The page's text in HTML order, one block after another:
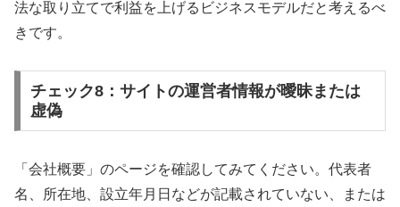
法な取り立てで利益を上げるビジネスモデルだと考えるべ
きです。
チェック8：サイトの運営者情報が曖昧または
虚偽
「会社概要」のページを確認してみてください。代表者
名、所在地、設立年月日などが記載されていない、または